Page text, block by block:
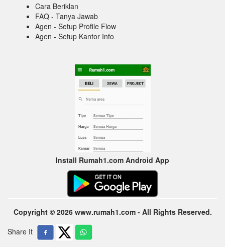
Cara Beriklan
FAQ - Tanya Jawab
Agen - Setup Profile Flow
Agen - Setup Kantor Info
Install Rumah1.com Android App
Copyright © 2026 www.rumah1.com - All Rights Reserved.
Share It